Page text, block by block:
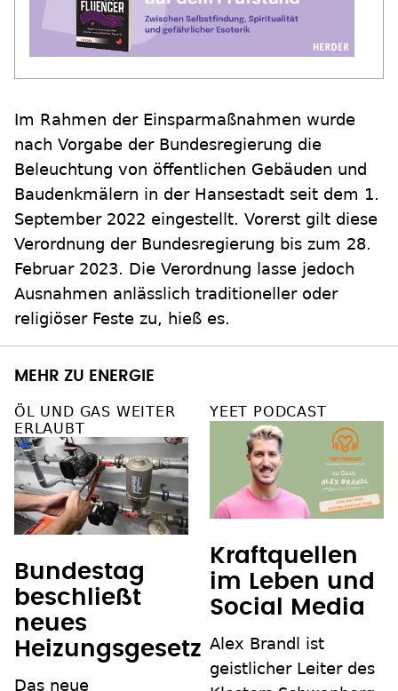
Im Rahmen der Einsparmaßnahmen wurde
nach Vorgabe der Bundesregierung die
Beleuchtung von öffentlichen Gebäuden und
Baudenkmälern in der Hansestadt seit dem 1.
September 2022 eingestellt. Vorerst gilt diese
Verordnung der Bundesregierung bis zum 28.
Februar 2023. Die Verordnung lasse jedoch
Ausnahmen anlässlich traditioneller oder
religiöser Feste zu, hieß es.
MEHR ZU ENERGIE
ÖL UND GAS WEITER
ERLAUBT
Bundestag
beschließt
neues
Heizungsgesetz
Das neue
YEET PODCAST
Kraftquellen
im Leben und
Social Media
Alex Brandl ist
geistlicher Leiter des